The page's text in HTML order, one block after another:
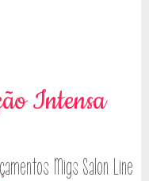
Intensa
Migs Salon Line